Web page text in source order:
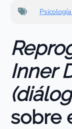
Inner
sobre